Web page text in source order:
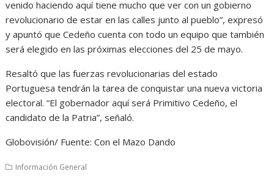
venido haciendo aquí tiene mucho que ver con un gobierno
revolucionario de estar en las calles junto al pueblo”, expresó
y apuntó que Cedeño cuenta con todo un equipo que también
será elegido en las próximas elecciones del 25 de mayo.
Resaltó que las fuerzas revolucionarias del estado
Portuguesa tendrán la tarea de conquistar una nueva victoria
electoral. “El gobernador aquí será Primitivo Cedeño, el
candidato de la Patria”, señaló.
Globovisión/ Fuente: Con el Mazo Dando
Información General